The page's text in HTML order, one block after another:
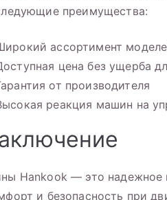
преимущества:
ассортимент
цена без ущерба
от производителя
реакция машин на
Hankook — это надежное
и безопасность при